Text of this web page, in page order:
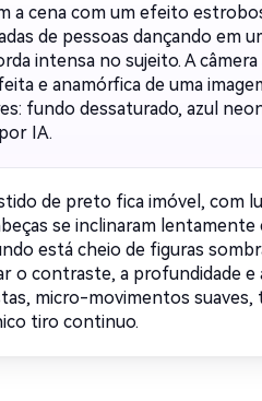
a cena com um efeito
de pessoas dançando em
intensa no sujeito. A
e anamórfica de uma
fundo dessaturado, azul
IA.
de preto fica imóvel, com
se inclinaram lentamente
está cheio de figuras
o contraste, a profundidade e
micro-movimentos suaves,
tiro continuo.